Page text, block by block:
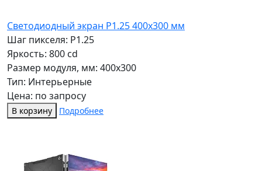
Светодиодный экран P1.25 400х300 мм
Шаг пикселя: P1.25
Яркость: 800 cd
Размер модуля, мм: 400x300
Тип: Интерьерные
Цена: по запросу
В корзину Подробнее